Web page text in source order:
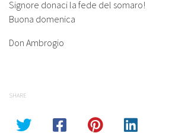
Signore donaci la fede del somaro!
Buona domenica
Don Ambrogio
SHARE